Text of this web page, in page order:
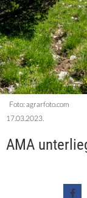
Foto: agrarfoto.com
17.03.2023.
AMA